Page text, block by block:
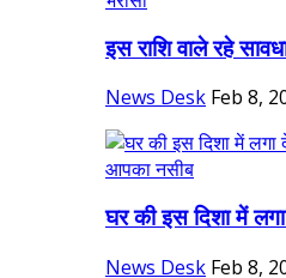
इस राशि वाले रहे
News Desk Feb 8,
घर की इस दिशा में
News Desk Feb 8,